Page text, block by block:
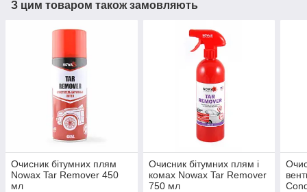
З цим товаром також замовляють
Очисник бітумних плям
Nowax Tar Remover 450
мл
Очисник бітумних плям і
комах Nowax Tar Remover
750 мл